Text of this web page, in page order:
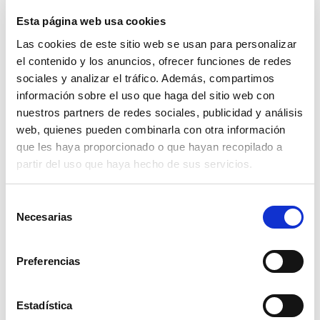
Esta página web usa cookies
Las cookies de este sitio web se usan para personalizar
el contenido y los anuncios, ofrecer funciones de redes
sociales y analizar el tráfico. Además, compartimos
información sobre el uso que haga del sitio web con
nuestros partners de redes sociales, publicidad y análisis
web, quienes pueden combinarla con otra información
que les haya proporcionado o que hayan recopilado a
partir del uso que haya hecho de sus servicios.
Necesarias
Preferencias
Estadística
Loscuidados hepáticospasan por la ingesta de
alimentosespecíficos que, gracias a sus propiedades
naturales, tienen el poder de desintoxicar el hígado y
cuidar tu organismo:
Té verde.
Ajo.
Pescado, en particular los ricos en omega-3 como
el salmón.
Frutas antioxidantes como la sandía, papaya,
Verduras amargas como la achicoria, la rúcula, el
El hígado es el órgano más grande de nuestro
con nuestros consejos.